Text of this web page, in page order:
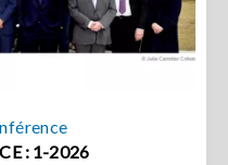
: 1-2026